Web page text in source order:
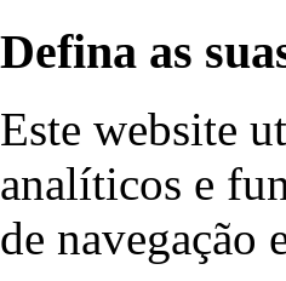
Defina as
Este website
analíticos e
de navegação